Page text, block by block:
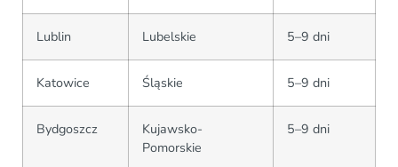
Lublin Lubelskie 5–9 dni
Katowice Śląskie 5–9 dni
Bydgoszcz
Kujawsko-
Pomorskie
5–9 dni